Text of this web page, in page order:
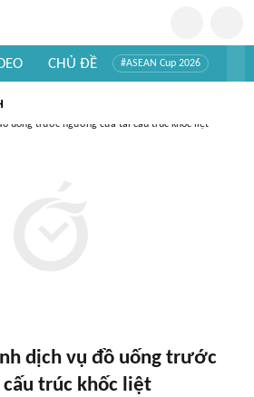
CHỦ ĐỀ #ASEAN Cup 2026
dịch vụ đồ uống trước
trúc khốc liệt